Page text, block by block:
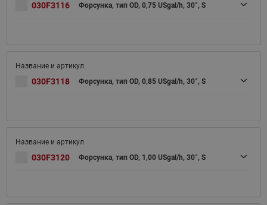
030F3116 Форсунка, тип OD, 0,75 USgal/h, 30°, S
030F3118 Форсунка, тип OD, 0,85 USgal/h, 30°, S
030F3120 Форсунка, тип OD, 1,00 USgal/h, 30°, S